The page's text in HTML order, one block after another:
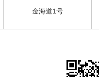
金海道1号